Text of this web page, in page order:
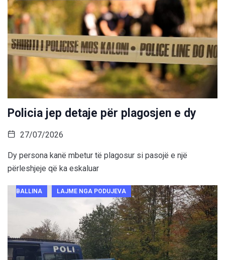
Policia jep detaje për plagosjen e dy
27/07/2026
Dy persona kanë mbetur të plagosur si pasojë e një
përleshjeje që ka eskaluar
BALLINA LAJME NGA PODUJEVA